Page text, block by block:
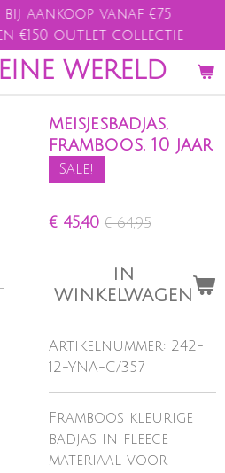
WERELD
aankoop vanaf €75
€150 outlet collectie
meisjesbadjas,
framboos, 10 jaar
Sale!
€ 45,40 € 64,95
IN
WINKELWAGEN
Artikelnummer: 242-
12-YNA-C/357
Framboos kleurige
badjas in fleece
materiaal voor